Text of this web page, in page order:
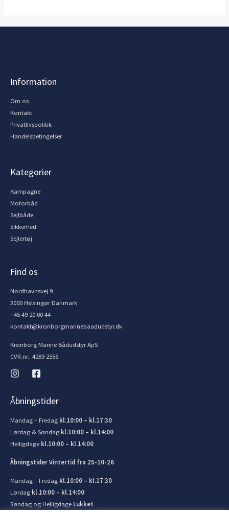
Information
Om os
Kontakt
Privatlivspolitik
Handelsbetingelser
Kategorier
Kampagne
Motorbåd
Sejlbåde
Sikkerhed
Sejlertøj
Find os
Nordhavnsvej 9,
3000 Helsingør Danmark
+45 49 20 00 44
kontakt@kronborgmarinebaadudstyr.dk
Kronborg Marine Bådudstyr ApS
CVR.nr.: 4289 2556
Åbningstider
Mandag – Fredag kl.10:00 – kl.17:30
Lørdag & Søndag kl.10:00 – kl.14:00
Helligdage kl.10:00 – kl.14:00
Åbningstider Vintertid fra 25-10-26
Mandag – Fredag kl.10:00 – kl.17:30
Lørdag kl.10:00 – kl.14:00
Søndag og Helligdage Lukket